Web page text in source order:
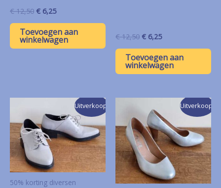
€12,50 Oorspronkelijke
was:
€ 12,50.
€ 6,25Huidige
is:
€ 6,25.
Toevoegen aan
winkelwagen €12,50 Oorspronkelijke
was:
€ 12,50.
€ 6,25Huidige
is:
€ 6,25.
Toevoegen aan
winkelwagen
Uitverkoop!
50% korting diversen
Uitverkoop!